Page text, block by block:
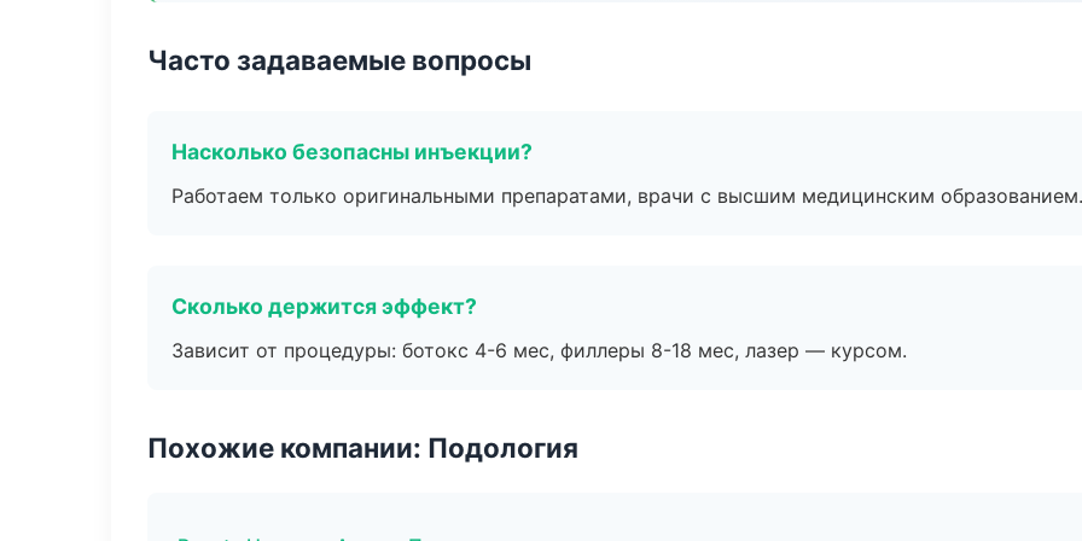
Часто задаваемые вопросы
Насколько безопасны инъекции?
Работаем только оригинальными препаратами, врачи с высшим медицинским образованием.
Сколько держится эффект?
Зависит от процедуры: ботокс 4-6 мес, филлеры 8-18 мес, лазер — курсом.
Похожие компании: Подология